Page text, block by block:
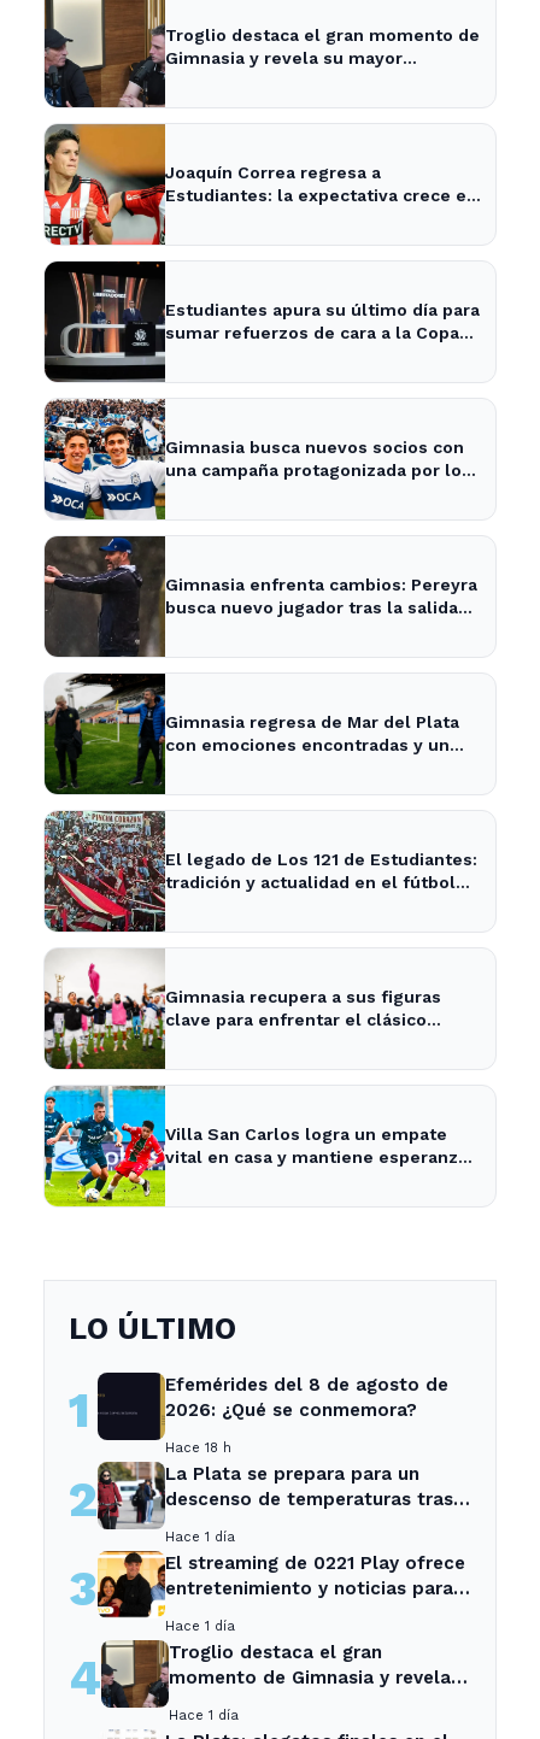
Troglio destaca el gran momento de
Gimnasia y revela su mayor
Joaquín Correa regresa a
Estudiantes: la expectativa crece en
Estudiantes apura su último día para
sumar refuerzos de cara a la Copa
Gimnasia busca nuevos socios con
una campaña protagonizada por los
Gimnasia enfrenta cambios: Pereyra
busca nuevo jugador tras la salida
Gimnasia regresa de Mar del Plata
con emociones encontradas y un
El legado de Los 121 de Estudiantes:
tradición y actualidad en el fútbol
Gimnasia recupera a sus figuras
clave para enfrentar el clásico
Villa San Carlos logra un empate
vital en casa y mantiene esperanzas
LO ÚLTIMO
1
Efemérides del 8 de agosto de
2026: ¿Qué se conmemora?
Hace 18 h
2
La Plata se prepara para un
descenso de temperaturas tras
Hace 1 día
3
El streaming de 0221 Play ofrece
entretenimiento y noticias para
Ensenada.
Hace 1 día
4
Troglio destaca el gran
momento de Gimnasia y revela
Hace 1 día